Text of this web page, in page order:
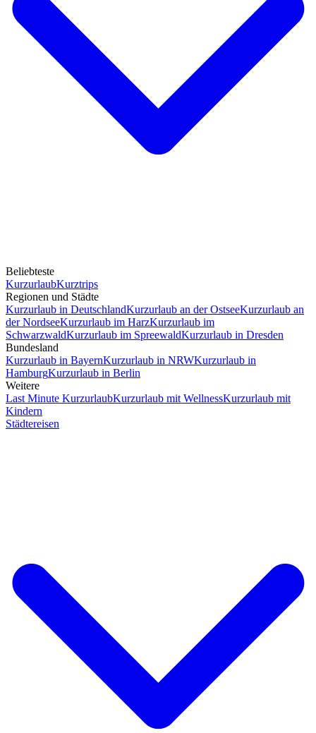
Beliebteste
KurzurlaubKurztrips
Regionen und Städte
Kurzurlaub in DeutschlandKurzurlaub an der OstseeKurzurlaub an
der NordseeKurzurlaub im HarzKurzurlaub im
SchwarzwaldKurzurlaub im SpreewaldKurzurlaub in Dresden
Bundesland
Kurzurlaub in BayernKurzurlaub in NRWKurzurlaub in
HamburgKurzurlaub in Berlin
Weitere
Last Minute KurzurlaubKurzurlaub mit WellnessKurzurlaub mit
Kindern
Städtereisen